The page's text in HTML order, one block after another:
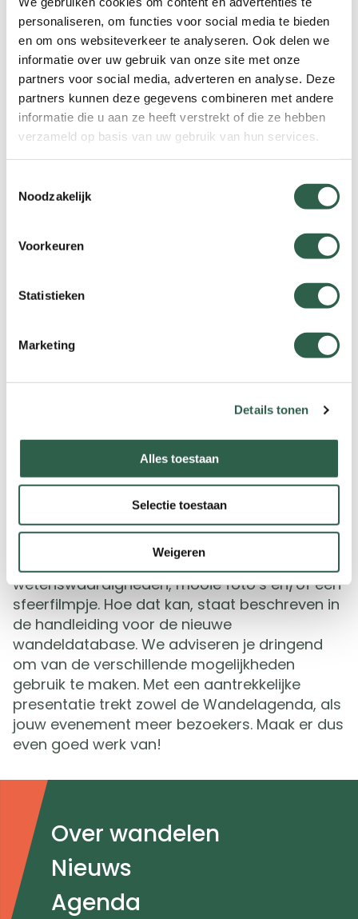
personaliseren, om functies voor social media te bieden
en om ons websiteverkeer te analyseren. Ook delen we
informatie over uw gebruik van onze site met onze
partners voor social media, adverteren en analyse. Deze
partners kunnen deze gegevens combineren met andere
informatie die u aan ze heeft verstrekt of die ze hebben
verzameld op basis van uw gebruik van hun services.
Noodzakelijk
Voorkeuren
Statistieken
Marketing
Details tonen
Alles toestaan
Selectie toestaan
Weigeren
een uitgebreide handleiding. Daarnaast krijgen
zij informatie over extra ondersteuning via de
KWbN-helpdesk.
Online inschrijven & betalen
Eén van de nieuwe diensten die met de nieuwe
database mogelijk wordt, is het online
wandelevenementen. Zodra de nieuwe
organisatie hier gebruik van gaan maken. Wat
nog niet kan, is de daarvoor beschikbare
databasemodule zélf instellen. Wil je gebruik
maken van online inschrijven en betalen, dan
via evenementen@kwbn.nl
medewerker neemt dan zo snel mogelijk
contact met je op om je verder te informeren
en de module voor je in te schakelen.
Maak werk van je presentatie
Willen we onze wandelevenementen goed
promoten, dan is het belangrijk dat we ze
professioneel en zo aantrekkelijk mogelijk
presenteren. Niet alleen met de hoogst
noodzakelijke gegevens, maar ook met extra
wetenswaardigheden, mooie foto’s en/of een
sfeerfilmpje. Hoe dat kan, staat beschreven in
de handleiding voor de nieuwe
wandeldatabase. We adviseren je dringend
om van de verschillende mogelijkheden
gebruik te maken. Met een aantrekkelijke
presentatie trekt zowel de Wandelagenda, als
jouw evenement meer bezoekers. Maak er dus
even goed werk van!
Doormat
navigatie
Over wandelen
Nieuws
Agenda